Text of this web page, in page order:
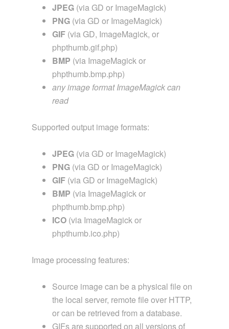
JPEG (via GD or ImageMagick)
PNG (via GD or ImageMagick)
GIF (via GD, ImageMagick, or
phpthumb.gif.php)
BMP (via ImageMagick or
phpthumb.bmp.php)
any image format ImageMagick can
read
Supported output image formats:
JPEG (via GD or ImageMagick)
PNG (via GD or ImageMagick)
GIF (via GD or ImageMagick)
BMP (via ImageMagick or
phpthumb.bmp.php)
ICO (via ImageMagick or
phpthumb.ico.php)
Image processing features:
Source image can be a physical file on
the local server, remote file over HTTP,
or can be retrieved from a database.
GIFs are supported on all versions of